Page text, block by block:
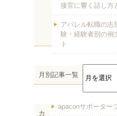
接官に響く話し方
アパレル転職の志
験・経験者別の例
ト
月別記事一覧
カ
apaconサポーター